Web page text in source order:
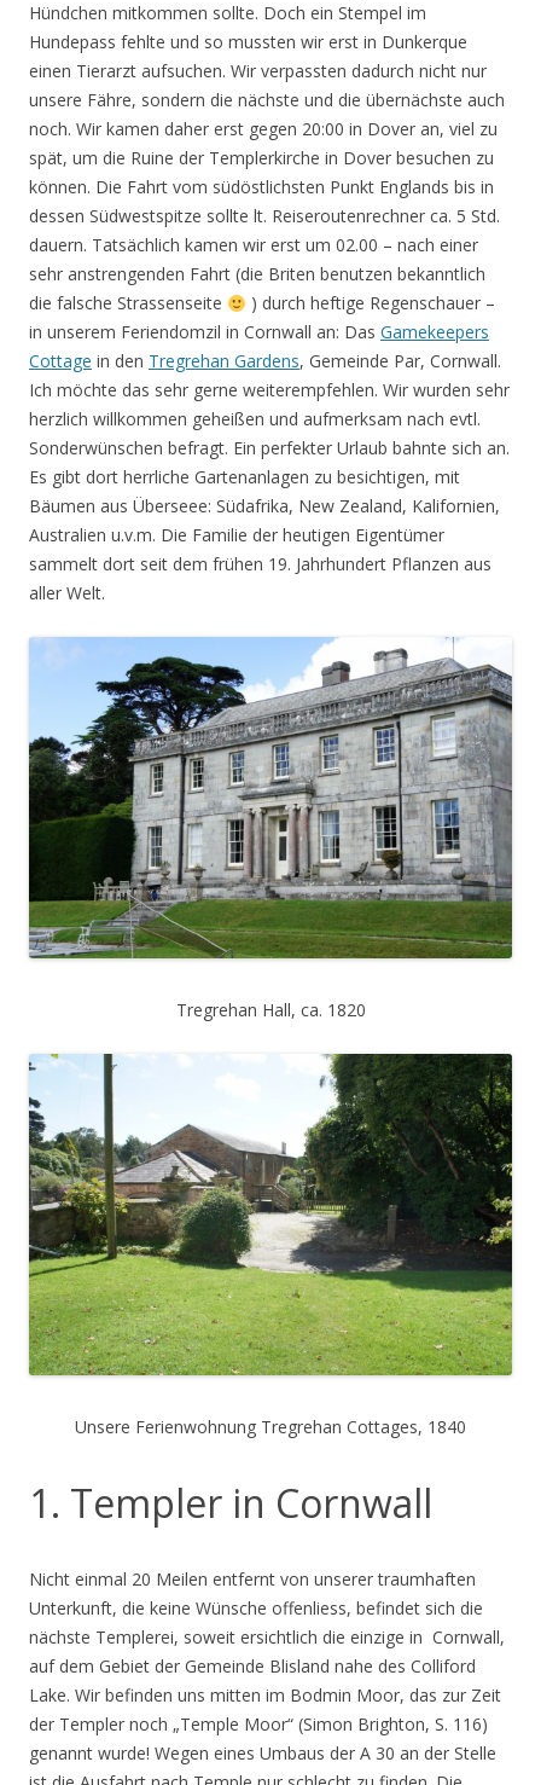
Hündchen mitkommen sollte. Doch ein Stempel im
Hundepass fehlte und so mussten wir erst in Dunkerque
einen Tierarzt aufsuchen. Wir verpassten dadurch nicht nur
unsere Fähre, sondern die nächste und die übernächste auch
noch. Wir kamen daher erst gegen 20:00 in Dover an, viel zu
spät, um die Ruine der Templerkirche in Dover besuchen zu
können. Die Fahrt vom südöstlichsten Punkt Englands bis in
dessen Südwestspitze sollte lt. Reiseroutenrechner ca. 5 Std.
dauern. Tatsächlich kamen wir erst um 02.00 – nach einer
sehr anstrengenden Fahrt (die Briten benutzen bekanntlich
die falsche Strassenseite
) durch heftige Regenschauer –
in unserem Feriendomzil in Cornwall an: Das Gamekeepers
Cottage in den Tregrehan Gardens, Gemeinde Par, Cornwall.
Ich möchte das sehr gerne weiterempfehlen. Wir wurden sehr
herzlich willkommen geheißen und aufmerksam nach evtl.
Sonderwünschen befragt. Ein perfekter Urlaub bahnte sich an.
Es gibt dort herrliche Gartenanlagen zu besichtigen, mit
Bäumen aus Überseee: Südafrika, New Zealand, Kalifornien,
Australien u.v.m. Die Familie der heutigen Eigentümer
sammelt dort seit dem frühen 19. Jahrhundert Pflanzen aus
aller Welt.
Tregrehan Hall, ca. 1820
Unsere Ferienwohnung Tregrehan Cottages, 1840
1. Templer in Cornwall
Nicht einmal 20 Meilen entfernt von unserer traumhaften
Unterkunft, die keine Wünsche offenliess, befindet sich die
nächste Templerei, soweit ersichtlich die einzige in Cornwall,
auf dem Gebiet der Gemeinde Blisland nahe des Colliford
Lake. Wir befinden uns mitten im Bodmin Moor, das zur Zeit
der Templer noch „Temple Moor“ (Simon Brighton, S. 116)
genannt wurde! Wegen eines Umbaus der A 30 an der Stelle